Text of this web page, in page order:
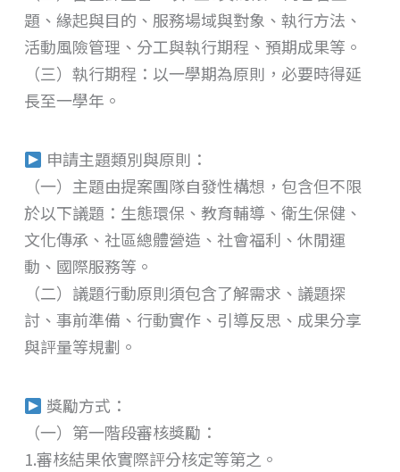
題、緣起與目的、服務場域與對象、執行方法、
活動風險管理、分工與執行期程、預期成果等。
（三）執行期程：以一學期為原則，必要時得延
長至一學年。
申請主題類別與原則：
（一）主題由提案團隊自發性構想，包含但不限
於以下議題：生態環保、教育輔導、衛生保健、
文化傳承、社區總體營造、社會福利、休閒運
動、國際服務等。
（二）議題行動原則須包含了解需求、議題探
討、事前準備、行動實作、引導反思、成果分享
與評量等規劃。
獎勵方式：
（一）第一階段審核獎勵：
1.審核結果依實際評分核定等第之。